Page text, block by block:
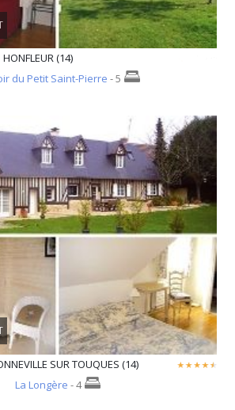
HONFLEUR (14)
du Petit Saint-Pierre - 5
SUR TOUQUES (14)
La Longère - 4